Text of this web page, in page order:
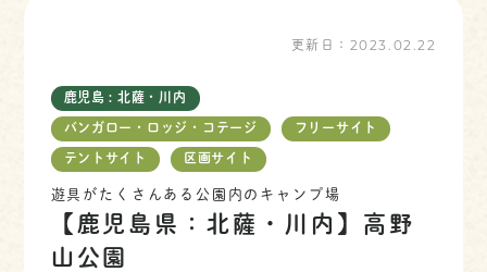
更新日： 2023.02.22
鹿児島 : 北薩・川内
バンガロー・ロッジ・コテージ フリーサイト
テントサイト 区画サイト
遊具がたくさんある公園内のキャンプ場
【鹿児島県：北薩・川内】高野
山公園